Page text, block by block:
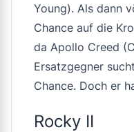
Young). Als dann
Chance auf die
da Apollo Creed
Ersatzgegner
Chance. Doch er
Rocky II